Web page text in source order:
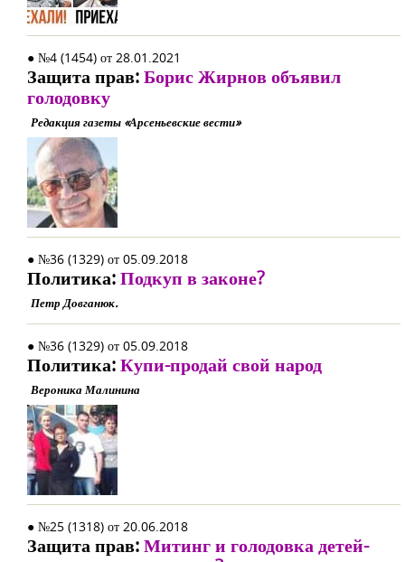
● №4 (1454) от 28.01.2021
Защита прав:Борис Жирнов объявил
голодовку
Редакция газеты «Арсеньевские вести»
● №36 (1329) от 05.09.2018
Политика:Подкуп в законе?
Петр Довганюк.
● №36 (1329) от 05.09.2018
Политика:Купи-продай свой народ
Вероника Малинина
● №25 (1318) от 20.06.2018
Защита прав:Митинг и голодовка детей-